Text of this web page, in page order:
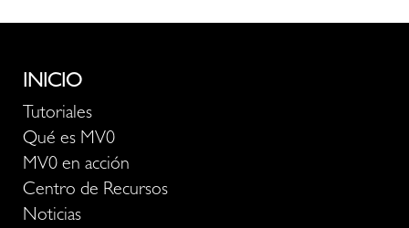
INICIO
Tutoriales
Qué es MV0
MV0 en acción
Centro de Recursos
Noticias